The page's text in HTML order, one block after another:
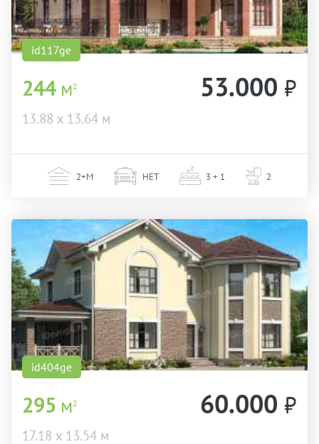
id117ge
244 м2
13.88 х 13.64 м
53.000 ₽
2+М НЕТ 3 + 1 2
id404ge
295 м2
17.18 х 13.54 м
60.000 ₽